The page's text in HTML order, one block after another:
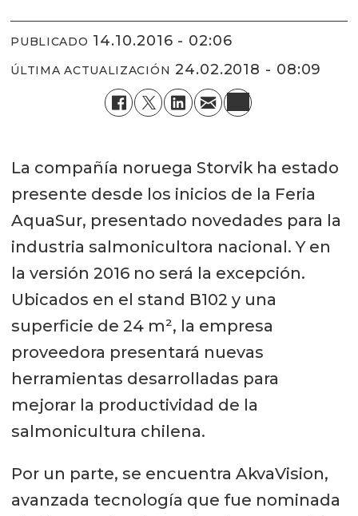
PUBLICADO 14.10.2016 - 02:06
ÚLTIMA ACTUALIZACIÓN 24.02.2018 - 08:09
La compañía noruega Storvik ha estado
presente desde los inicios de la Feria
AquaSur, presentado novedades para la
industria salmonicultora nacional. Y en
la versión 2016 no será la excepción.
Ubicados en el stand B102 y una
superficie de 24 m², la empresa
proveedora presentará nuevas
herramientas desarrolladas para
mejorar la productividad de la
salmonicultura chilena.
Por un parte, se encuentra AkvaVision,
avanzada tecnología que fue nominada